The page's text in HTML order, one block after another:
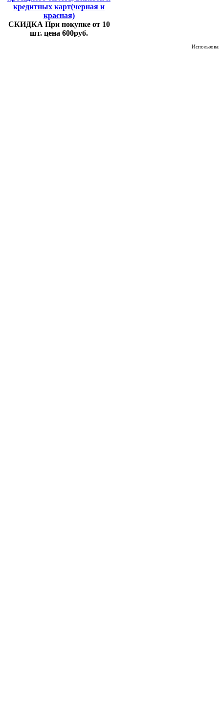
кредитных карт(черная и
красная)
СКИДКА При покупке от 10
шт. цена 600руб.